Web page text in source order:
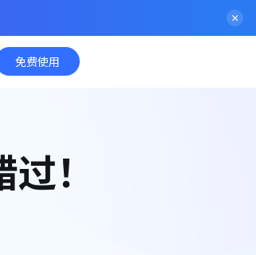
免费使用
！